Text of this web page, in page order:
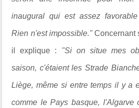
inaugural qui est assez
Rien n'est impossible." Concernant
il explique : "Si on situe mes
saison, c'étaient les Strade
Liège, même si entre temps il y a
comme le Pays basque, l'Algarve